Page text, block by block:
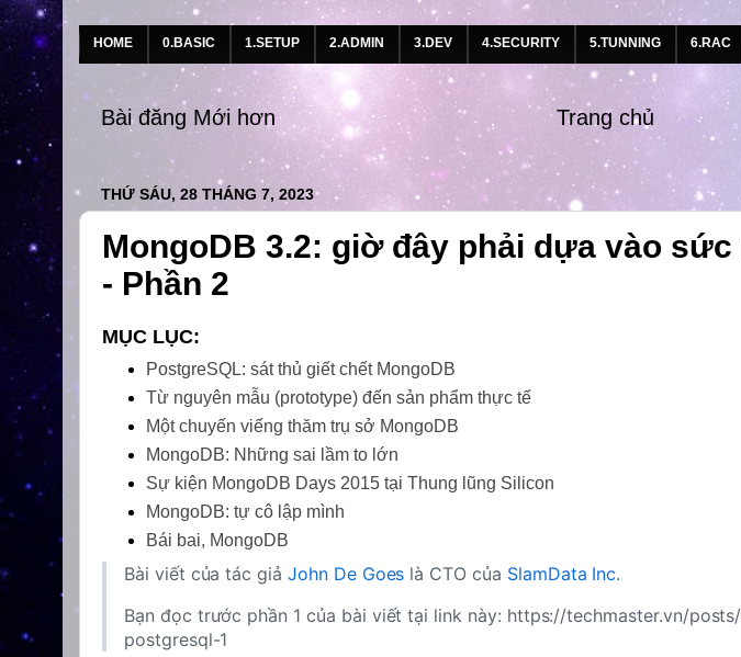
HOME 0.BASIC 1.SETUP 2.ADMIN 3.DEV 4.SECURITY 5.TUNNING 6.RAC
Bài đăng Mới hơn Trang chủ
THỨ SÁU, 28 THÁNG 7, 2023
MongoDB 3.2: giờ đây phải dựa vào
- Phần 2
MỤC LỤC:
PostgreSQL: sát thủ giết chết MongoDB
Từ nguyên mẫu (prototype) đến sản phẩm thực tế
Một chuyến viếng thăm trụ sở MongoDB
MongoDB: Những sai lầm to lớn
Sự kiện MongoDB Days 2015 tại Thung lũng Silicon
MongoDB: tự cô lập mình
Bái bai, MongoDB
Bài viết của tác giả John De Goes là CTO của SlamData Inc.
Bạn đọc trước phần 1 của bài viết tại link này: https://techmaster.vn/
postgresql-1